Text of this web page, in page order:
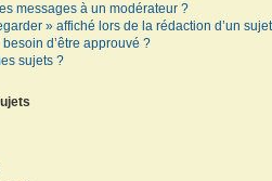
messages à un modérateur ?
» affiché lors de la rédaction d’un
d’être approuvé ?
sujets ?